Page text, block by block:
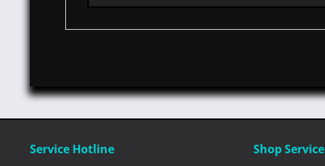
Service Hotline Shop Service